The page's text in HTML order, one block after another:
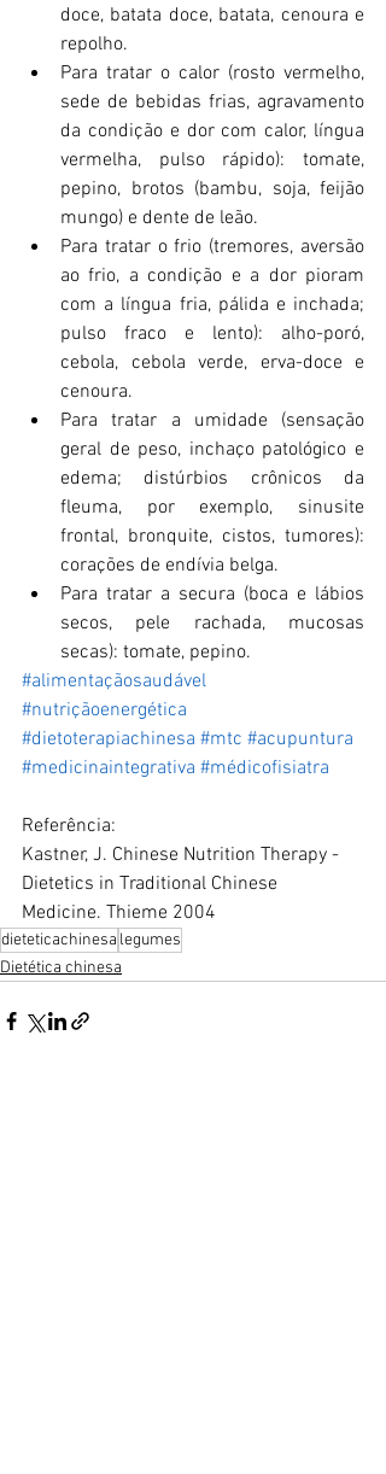
doce, batata doce, batata, cenoura e
repolho.
Para tratar o calor (rosto vermelho,
sede de bebidas frias, agravamento
da condição e dor com calor, língua
vermelha, pulso rápido): tomate,
pepino, brotos (bambu, soja, feijão
mungo) e dente de leão.
Para tratar o frio (tremores, aversão
ao frio, a condição e a dor pioram
com a língua fria, pálida e inchada;
pulso fraco e lento): alho-poró,
cebola, cebola verde, erva-doce e
cenoura.
Para tratar a umidade (sensação
geral de peso, inchaço patológico e
edema; distúrbios crônicos da
fleuma, por exemplo, sinusite
frontal, bronquite, cistos, tumores):
corações de endívia belga.
Para tratar a secura (boca e lábios
secos, pele rachada, mucosas
secas): tomate, pepino.
#alimentaçãosaudável
#nutriçãoenergética
#dietoterapiachinesa #mtc #acupuntura
#medicinaintegrativa #médicofisiatra
Referência:
Kastner, J. Chinese Nutrition Therapy -
Dietetics in Traditional Chinese
Medicine. Thieme 2004
dieteticachinesa legumes
Dietética chinesa